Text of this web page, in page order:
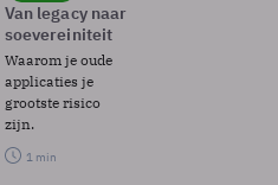
Van legacy naar
soevereiniteit
Waarom je oude
applicaties je
grootste risico
zijn.
1 min